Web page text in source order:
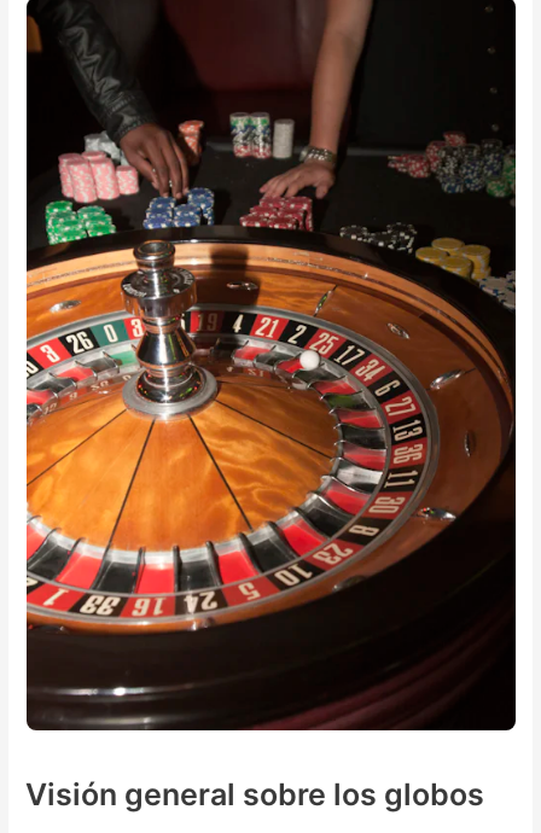
Visión general sobre los globos